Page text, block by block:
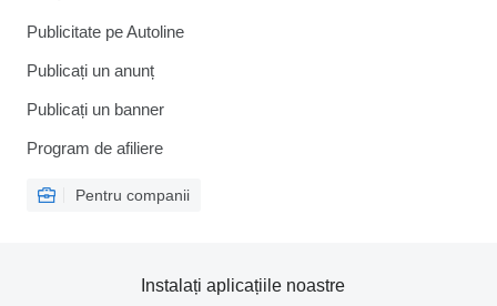
Publicitate pe Autoline
Publicați un anunț
Publicați un banner
Program de afiliere
Pentru companii
Instalați aplicațiile noastre